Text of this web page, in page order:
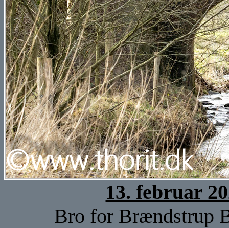
13. februar
Bro for Brændstrup